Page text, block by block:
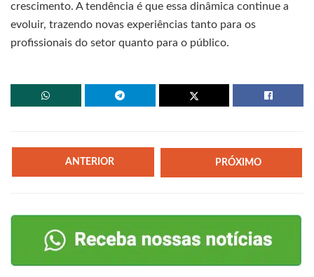
crescimento. A tendência é que essa dinâmica continue a
evoluir, trazendo novas experiências tanto para os
profissionais do setor quanto para o público.
ANTERIOR PRÓXIMO